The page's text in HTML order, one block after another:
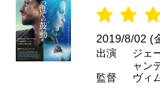
2019/8/02 (
出演
ジェ
ャン
監督
ヴィ